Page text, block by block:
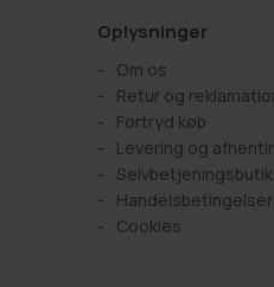
Oplysninger
Om os
Retur og
Fortryd køb
Levering og
Selvbetjeningsbutik
Handelsbetingelser
Cookies